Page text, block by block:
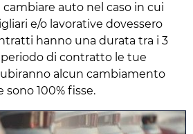
auto nel caso in cui
e/o lavorative dovessero
hanno una durata tra i 3
di contratto le tue
alcun cambiamento
100% fisse.